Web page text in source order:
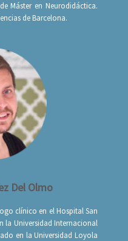
Máster en Neurodidáctica.
de Barcelona.
Del Olmo
clínico en el Hospital San
la Universidad Internacional
en la Universidad Loyola